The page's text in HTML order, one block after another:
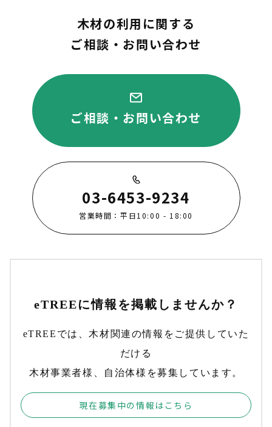
木材の利用に関する
ご相談・お問い合わせ
ご相談・お問い合わせ
03-6453-9234
営業時間：平日10:00 - 18:00
eTREEに情報を掲載しませんか？
eTREEでは、木材関連の情報をご提供していた
だける
木材事業者様、自治体様を募集しています。
現在募集中の情報はこちら